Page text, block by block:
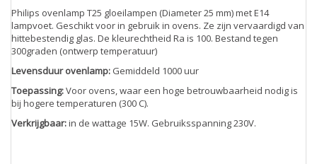
Philips ovenlamp T25 gloeilampen (Diameter 25 mm) met E14
lampvoet. Geschikt voor in gebruik in ovens. Ze zijn vervaardigd van
hittebestendig glas. De kleurechtheid Ra is 100. Bestand tegen
300graden (ontwerp temperatuur)
Levensduur ovenlamp: Gemiddeld 1000 uur
Toepassing:Voor ovens, waar een hoge betrouwbaarheid nodig is
bij hogere temperaturen (300 C).
Verkrijgbaar:in de wattage 15W. Gebruiksspanning 230V.